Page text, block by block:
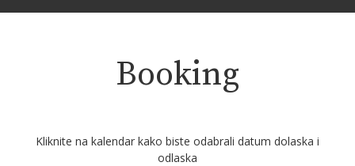
Booking
Kliknite na kalendar kako biste odabrali datum dolaska i
odlaska